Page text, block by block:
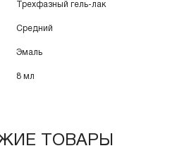
Трехфазный гель-лак
Средний
Эмаль
8 мл
ТОВАРЫ